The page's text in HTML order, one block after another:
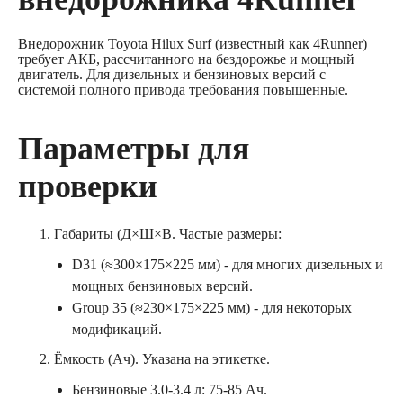
Внедорожник Toyota Hilux Surf (известный как 4Runner)
требует АКБ, рассчитанного на бездорожье и мощный
двигатель. Для дизельных и бензиновых версий с
системой полного привода требования повышенные.
Параметры для
проверки
Габариты (Д×Ш×В. Частые размеры:
D31 (≈300×175×225 мм) - для многих дизельных и
мощных бензиновых версий.
Group 35 (≈230×175×225 мм) - для некоторых
модификаций.
Ёмкость (Ач). Указана на этикетке.
Бензиновые 3.0-3.4 л: 75-85 Ач.